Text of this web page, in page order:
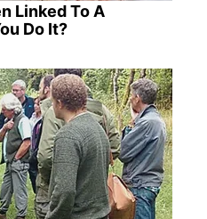
Linked To A
Do It?